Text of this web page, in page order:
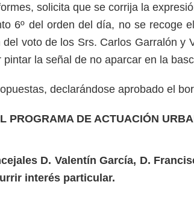
solicita que se corrija la
6º del orden del día, no se recoge
voto de los Srs. Carlos Garralón
la señal de no aparcar en la
declarándose aprobado el
PROGRAMA DE ACTUACIÓN
D. Valentín García, D.
interés particular.